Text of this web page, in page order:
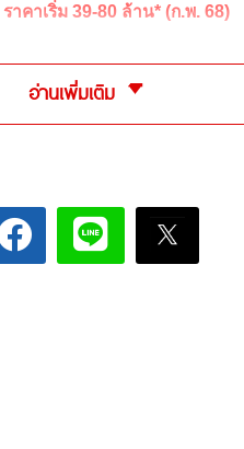
ราคาเริ่ม 39-80 ล้าน* (ก.พ. 68)
อ่านเพิ่มเติม